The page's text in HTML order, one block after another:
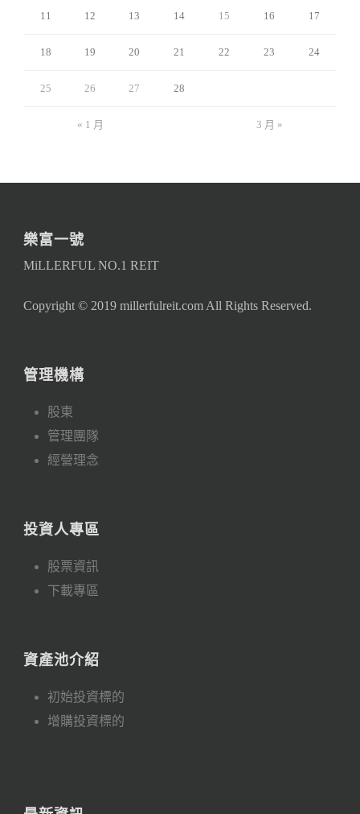
« 1 月 3 月 »
11 12 13 14 15 16 17
18 19 20 21 22 23 24
25 26 27 28
樂富一號
MiLLERFUL NO.1 REIT
Copyright © 2019 millerfulreit.com All Rights Reserved.
管理機構
股東
管理團隊
經營理念
投資人專區
股票資訊
下載專區
資產池介紹
初始投資標的
增購投資標的